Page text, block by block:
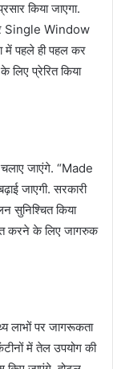
किया जाएगा.
Single Window
में पहले ही पहल कर
लिए प्रेरित किया
जाएंगे. “Made
जाएगी. सरकारी
सुनिश्चित किया
करने के लिए जागरुक
लाभों पर जागरूकता
में तेल उपयोग की